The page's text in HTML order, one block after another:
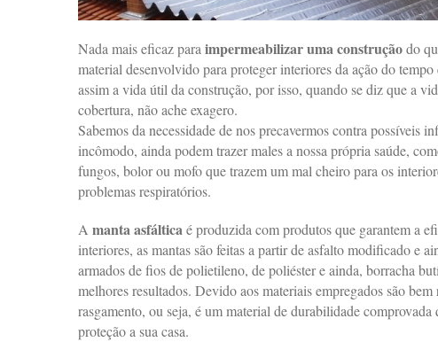
Nada mais eficaz para impermeabilizar uma construçãodo
material desenvolvido para proteger interiores da ação do
assim a vida útil da construção, por isso, quando se diz que a
cobertura, não ache exagero.
Sabemos da necessidade de nos precavermos contra possíveis
incômodo, ainda podem trazer males a nossa própria saúde,
fungos, bolor ou mofo que trazem um mal cheiro para os
problemas respiratórios.
A manta asfálticaé produzida com produtos que garantem a
interiores, as mantas são feitas a partir de asfalto modificado e
armados de fios de polietileno, de poliéster e ainda, borracha
melhores resultados. Devido aos materiais empregados são bem
rasgamento, ou seja, é um material de durabilidade comprovada
proteção a sua casa.